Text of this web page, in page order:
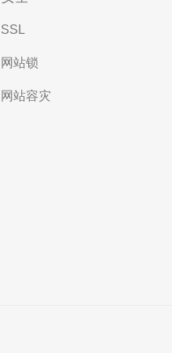
SSL
网站锁
网站容灾